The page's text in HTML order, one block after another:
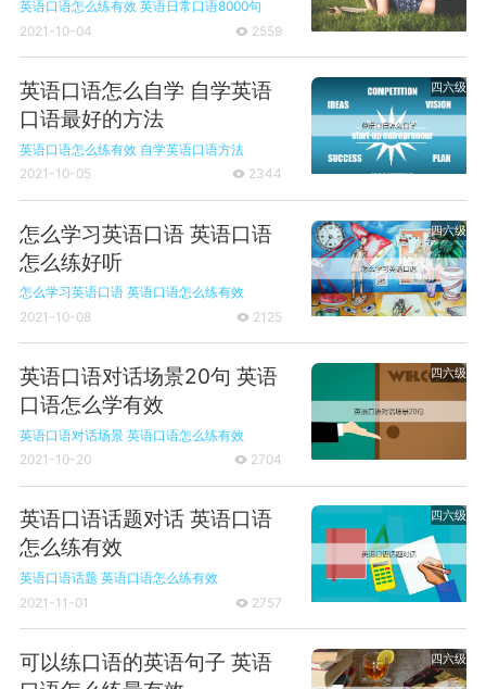
英语口语怎么练有效 英语日常口语8000句
2021-10-04
 2559
英语口语怎么自学 自学英语
口语最好的方法
英语口语怎么练有效 自学英语口语方法
2021-10-05
 2344
四六级
怎么学习英语口语 英语口语
怎么练好听
怎么学习英语口语 英语口语怎么练有效
2021-10-08
 2125
四六级
英语口语对话场景20句 英语
口语怎么学有效
英语口语对话场景 英语口语怎么练有效
2021-10-20
 2704
四六级
英语口语话题对话 英语口语
怎么练有效
英语口语话题 英语口语怎么练有效
2021-11-01
 2757
四六级
可以练口语的英语句子 英语
四六级